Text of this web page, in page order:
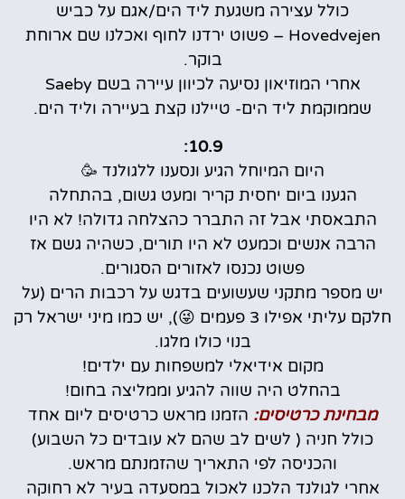
כולל עצירה משגעת ליד הים/אגם על כביש
Hovedvejen – פשוט ירדנו לחוף ואכלנו שם ארוחת
בוקר.
אחרי המוזיאון נסיעה לכיוון עיירה בשם Saeby
שממוקמת ליד הים- טיילנו קצת בעיירה וליד הים.
10.9:
היום המיוחל הגיע ונסענו ללגולנד 🥳
הגענו ביום יחסית קריר ומעט גשום, בהתחלה
התבאסתי אבל זה התברר כהצלחה גדולה! לא היו
הרבה אנשים וכמעט לא היו תורים, כשהיה גשם אז
פשוט נכנסו לאזורים הסגורים.
יש מספר מתקני שעשועים בדגש על רכבות הרים (על
חלקם עליתי אפילו 3 פעמים 😜), יש כמו מיני ישראל רק
בנוי כולו מלגו.
מקום אידיאלי למשפחות עם ילדים!
בהחלט היה שווה להגיע וממליצה בחום!
מבחינת כרטיסים: הזמנו מראש כרטיסים ליום אחד
כולל חניה ( לשים לב שהם לא עובדים כל השבוע)
והכניסה לפי התאריך שהזמנתם מראש.
אחרי לגולנד הלכנו לאכול במסעדה בעיר לא רחוקה